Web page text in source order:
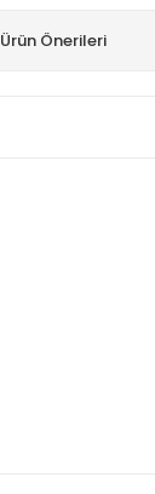
Ürün Önerileri